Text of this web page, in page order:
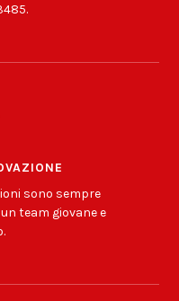
sono sempre
team giovane e